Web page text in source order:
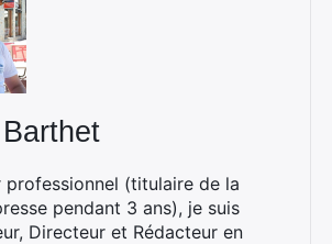
professionnel (titulaire de la
pendant 3 ans), je suis
Directeur et Rédacteur en